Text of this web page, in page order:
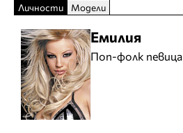
Личности Модели
Емилия
Поп-фолк певица